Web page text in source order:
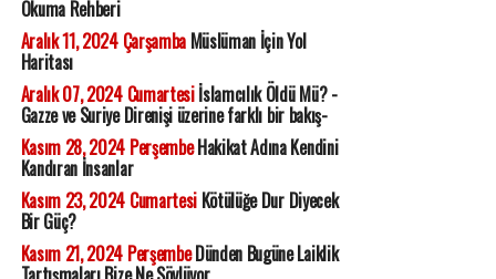
Okuma Rehberi
Aralık 11, 2024 ÇarşambaMüslüman İçin Yol
Haritası
Aralık 07, 2024 Cumartesiİslamcılık Öldü Mü? -
Gazze ve Suriye Direnişi üzerine farklı bir bakış-
Kasım 28, 2024 PerşembeHakikat Adına Kendini
Kandıran İnsanlar
Kasım 23, 2024 CumartesiKötülüğe Dur Diyecek
Bir Güç?
Kasım 21, 2024 PerşembeDünden Bugüne Laiklik